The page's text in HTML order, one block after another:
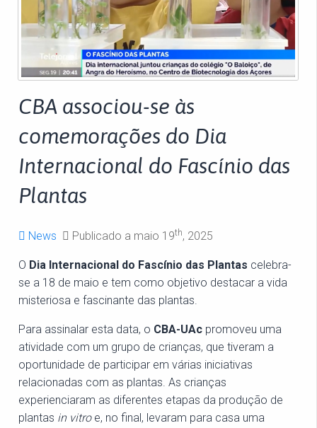
CBA associou-se às
comemorações do Dia
Internacional do Fascínio das
Plantas
News Publicado a maio 19th, 2025
O Dia Internacional do Fascínio das Plantas celebra-
se a 18 de maio e tem como objetivo destacar a vida
misteriosa e fascinante das plantas.
Para assinalar esta data, o CBA-UAc promoveu uma
atividade com um grupo de crianças, que tiveram a
oportunidade de participar em várias iniciativas
relacionadas com as plantas. As crianças
experienciaram as diferentes etapas da produção de
plantas in vitroe, no final, levaram para casa uma